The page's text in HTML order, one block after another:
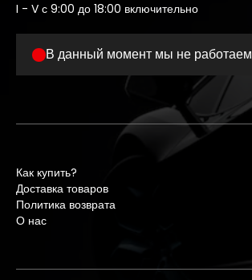
I - V с 9:00 до 18:00 включительно
В данный момент мы не работаем
Как купить?
Доставка товаров
Политика возврата
О нас